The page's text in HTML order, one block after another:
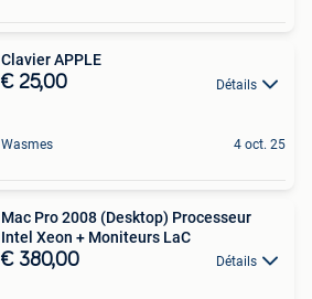
Clavier APPLE
€ 25,00 Détails
Wasmes 4 oct. 25
Mac Pro 2008 (Desktop) Processeur
Intel Xeon + Moniteurs LaC
€ 380,00 Détails